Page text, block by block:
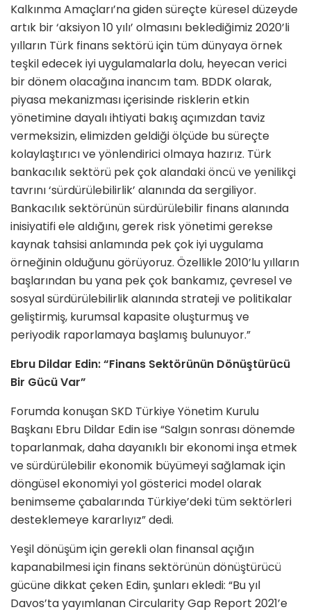
Kalkınma Amaçları’na giden süreçte küresel düzeyde
artık bir ‘aksiyon 10 yılı’ olmasını beklediğimiz 2020’li
yılların Türk finans sektörü için tüm dünyaya örnek
teşkil edecek iyi uygulamalarla dolu, heyecan verici
bir dönem olacağına inancım tam. BDDK olarak,
piyasa mekanizması içerisinde risklerin etkin
yönetimine dayalı ihtiyati bakış açımızdan taviz
vermeksizin, elimizden geldiği ölçüde bu süreçte
kolaylaştırıcı ve yönlendirici olmaya hazırız. Türk
bankacılık sektörü pek çok alandaki öncü ve yenilikçi
tavrını ‘sürdürülebilirlik’ alanında da sergiliyor.
Bankacılık sektörünün sürdürülebilir finans alanında
inisiyatifi ele aldığını, gerek risk yönetimi gerekse
kaynak tahsisi anlamında pek çok iyi uygulama
örneğinin olduğunu görüyoruz. Özellikle 2010’lu yılların
başlarından bu yana pek çok bankamız, çevresel ve
sosyal sürdürülebilirlik alanında strateji ve politikalar
geliştirmiş, kurumsal kapasite oluşturmuş ve
periyodik raporlamaya başlamış bulunuyor.”
Ebru Dildar Edin: “Finans Sektörünün Dönüştürücü
Bir Gücü Var”
Forumda konuşan SKD Türkiye Yönetim Kurulu
Başkanı Ebru Dildar Edin ise “Salgın sonrası dönemde
toparlanmak, daha dayanıklı bir ekonomi inşa etmek
ve sürdürülebilir ekonomik büyümeyi sağlamak için
döngüsel ekonomiyi yol gösterici model olarak
benimseme çabalarında Türkiye’deki tüm sektörleri
desteklemeye kararlıyız” dedi.
Yeşil dönüşüm için gerekli olan finansal açığın
kapanabilmesi için finans sektörünün dönüştürücü
gücüne dikkat çeken Edin, şunları ekledi: “Bu yıl
Davos’ta yayımlanan Circularity Gap Report 2021’e